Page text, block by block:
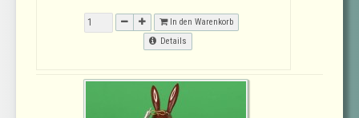
In den Warenkorb
Details